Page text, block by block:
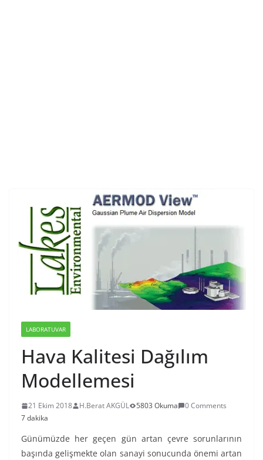
LABORATUVAR
Hava Kalitesi Dağılım
Modellemesi
21 Ekim 2018 H.Berat AKGÜL 5803 Okuma
0 Comments
7 dakika
Günümüzde her geçen gün artan çevre sorunlarının
başında gelişmekte olan sanayi sonucunda önemi artan